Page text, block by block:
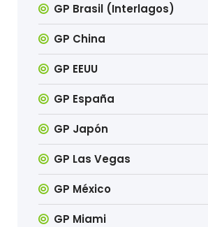
GP Brasil (Interlagos)
GP China
GP EEUU
GP España
GP Japón
GP Las Vegas
GP México
GP Miami